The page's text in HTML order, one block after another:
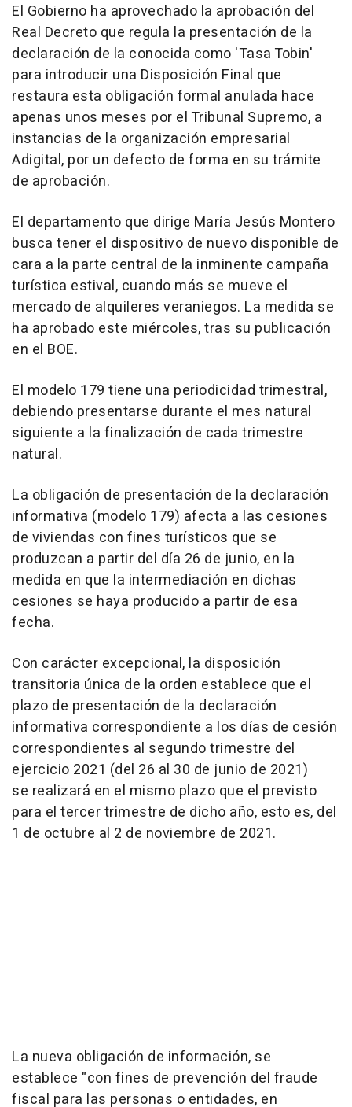
El Gobierno ha aprovechado la aprobación del
Real Decreto que regula la presentación de la
declaración de la conocida como 'Tasa Tobin'
para introducir una Disposición Final que
restaura esta obligación formal anulada hace
apenas unos meses por el Tribunal Supremo, a
instancias de la organización empresarial
Adigital, por un defecto de forma en su trámite
de aprobación.
El departamento que dirige María Jesús Montero
busca tener el dispositivo de nuevo disponible de
cara a la parte central de la inminente campaña
turística estival, cuando más se mueve el
mercado de alquileres veraniegos. La medida se
ha aprobado este miércoles, tras su publicación
en el BOE.
El modelo 179 tiene una periodicidad trimestral,
debiendo presentarse durante el mes natural
siguiente a la finalización de cada trimestre
natural.
La obligación de presentación de la declaración
informativa (modelo 179) afecta a las cesiones
de viviendas con fines turísticos que se
produzcan a partir del día 26 de junio, en la
medida en que la intermediación en dichas
cesiones se haya producido a partir de esa
fecha.
Con carácter excepcional, la disposición
transitoria única de la orden establece que el
plazo de presentación de la declaración
informativa correspondiente a los días de cesión
correspondientes al segundo trimestre del
ejercicio 2021 (del 26 al 30 de junio de 2021)
se realizará en el mismo plazo que el previsto
para el tercer trimestre de dicho año, esto es, del
1 de octubre al 2 de noviembre de 2021.
La nueva obligación de información, se
establece "con fines de prevención del fraude
fiscal para las personas o entidades, en